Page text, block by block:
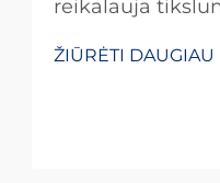
reikalauja
lygmenyje, ypač
ŽIŪRĖTI DAUGIAU